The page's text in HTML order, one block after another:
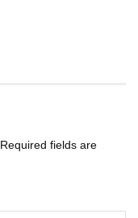
Required fields are